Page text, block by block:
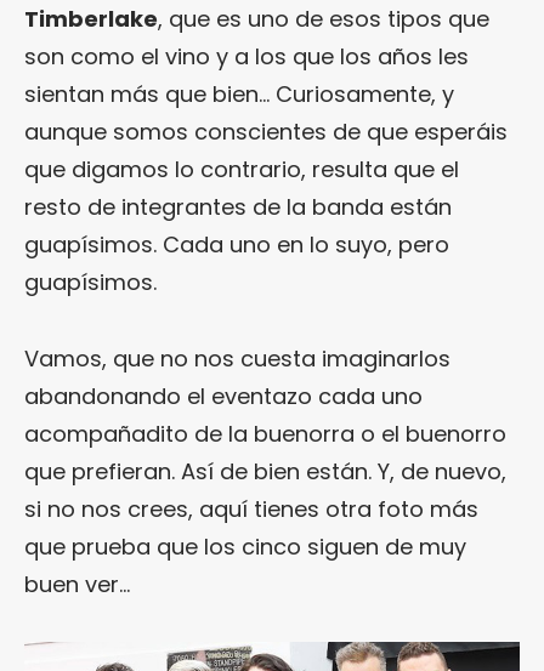
Timberlake, que es uno de esos tipos que
son como el vino y a los que los años les
sientan más que bien… Curiosamente, y
aunque somos conscientes de que esperáis
que digamos lo contrario, resulta que el
resto de integrantes de la banda están
guapísimos. Cada uno en lo suyo, pero
guapísimos.
Vamos, que no nos cuesta imaginarlos
abandonando el eventazo cada uno
acompañadito de la buenorra o el buenorro
que prefieran. Así de bien están. Y, de nuevo,
si no nos crees, aquí tienes otra foto más
que prueba que los cinco siguen de muy
buen ver…